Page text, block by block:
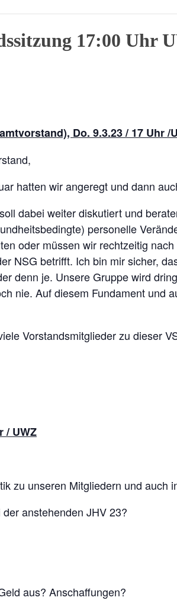
17:00 Uhr
Do. 9.3.23 / 17 Uhr /
hatten wir angeregt und dann
dabei weiter diskutiert und
personelle
oder müssen wir rechtzeitig
NSG betrifft. Ich bin mir sicher,
denn je. Unsere Gruppe wird
nie. Auf diesem Fundament
Vorstandsmitglieder zu dieser
/ UWZ
unseren Mitgliedern und auch
anstehenden JHV 23?
aus? Anschaffungen?